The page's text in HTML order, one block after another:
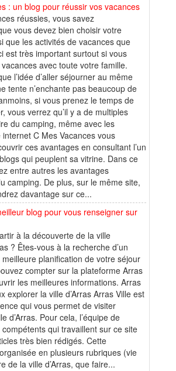
: un blog pour réussir vos vacances
réussies, vous savez
vous devez bien choisir votre
que les activités de vacances que
est très important surtout si vous
avec toute votre famille.
l’idée d’aller séjourner au même
tente n’enchante pas beaucoup de
si vous prenez le temps de
vous verrez qu’il y a de multiples
du camping, même avec les
C Mes Vacances vous
ces avantages en consultant l’un
qui peuplent sa vitrine. Dans ce
entre autres les avantages
camping. De plus, sur le même site,
davantage sur ce...
blog pour vous renseigner sur
à la découverte de la ville
? Êtes-vous à la recherche d’un
planification de votre séjour
compter sur la plateforme Arras
les meilleures informations. Arras
explorer la ville d’Arras Arras Ville est
qui vous permet de visiter
d’Arras. Pour cela, l’équipe de
qui travaillent sur ce site
très bien rédigés. Cette
en plusieurs rubriques (vie
de la ville d’Arras, que faire...